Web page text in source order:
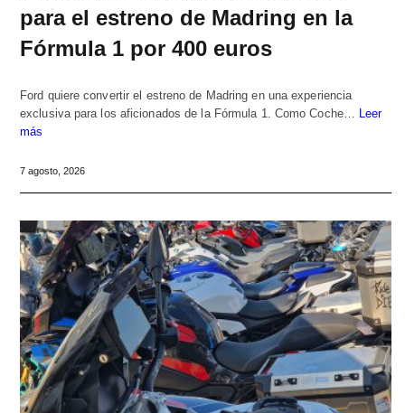
para el estreno de Madring en la
Fórmula 1 por 400 euros
Ford quiere convertir el estreno de Madring en una experiencia
exclusiva para los aficionados de la Fórmula 1. Como Coche… Leer
más
7 agosto, 2026